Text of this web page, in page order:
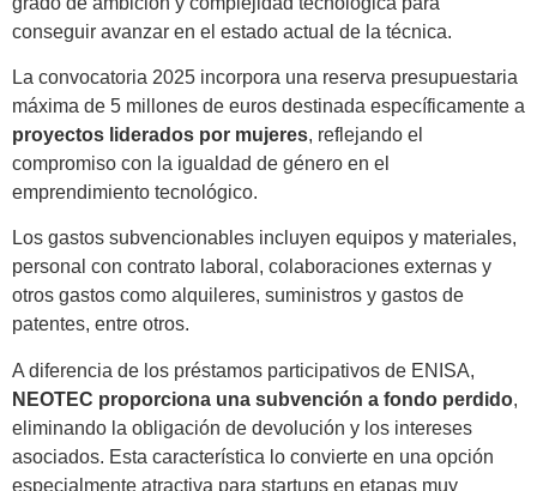
conseguir avanzar en el estado actual de la técnica.
La convocatoria 2025 incorpora una reserva presupuestaria
máxima de 5 millones de euros destinada específicamente a
proyectos liderados por mujeres, reflejando el
compromiso con la igualdad de género en el
emprendimiento tecnológico.
Los gastos subvencionables incluyen equipos y materiales,
personal con contrato laboral, colaboraciones externas y
otros gastos como alquileres, suministros y gastos de
patentes, entre otros.
A diferencia de los préstamos participativos de ENISA,
NEOTEC proporciona una subvención a fondo perdido,
eliminando la obligación de devolución y los intereses
asociados. Esta característica lo convierte en una opción
especialmente atractiva para startups en etapas muy